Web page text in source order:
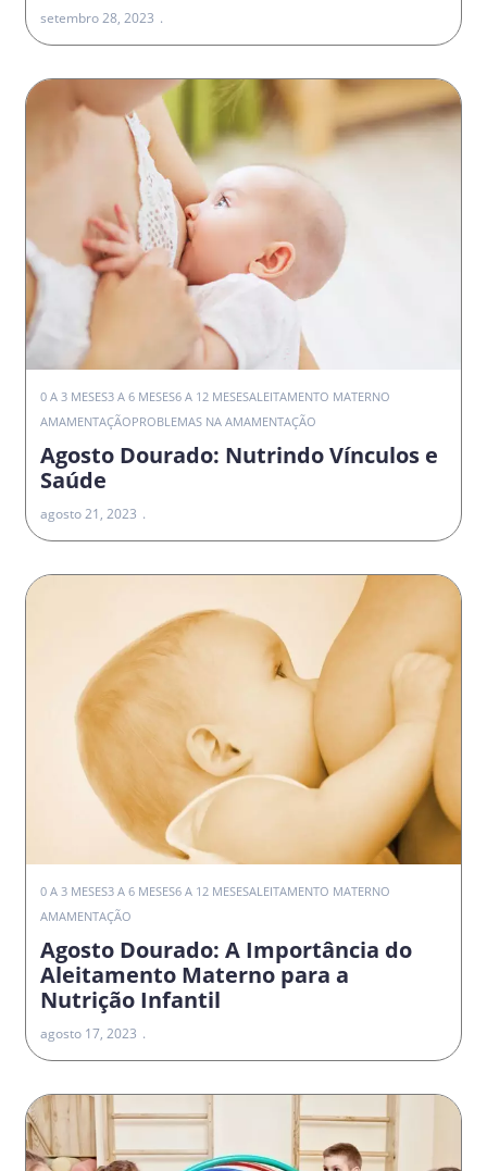
setembro 28, 2023
0 A 3 MESES3 A 6 MESES6 A 12 MESESALEITAMENTO MATERNO
AMAMENTAÇÃOPROBLEMAS NA AMAMENTAÇÃO
Agosto Dourado: Nutrindo Vínculos e
Saúde
agosto 21, 2023
0 A 3 MESES3 A 6 MESES6 A 12 MESESALEITAMENTO MATERNO
AMAMENTAÇÃO
Agosto Dourado: A Importância do
Aleitamento Materno para a
Nutrição Infantil
agosto 17, 2023